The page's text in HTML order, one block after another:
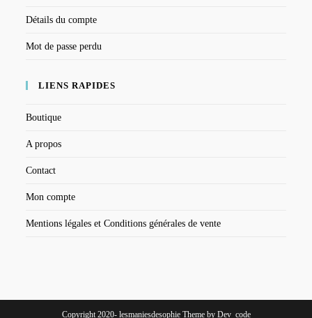
Détails du compte
Mot de passe perdu
LIENS RAPIDES
Boutique
A propos
Contact
Mon compte
Mentions légales et Conditions générales de vente
Copyright 2020- lesmaniesdesophie Theme by Dev_code